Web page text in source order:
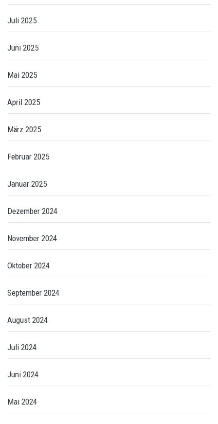
Juli 2025
Juni 2025
Mai 2025
April 2025
März 2025
Februar 2025
Januar 2025
Dezember 2024
November 2024
Oktober 2024
September 2024
August 2024
Juli 2024
Juni 2024
Mai 2024